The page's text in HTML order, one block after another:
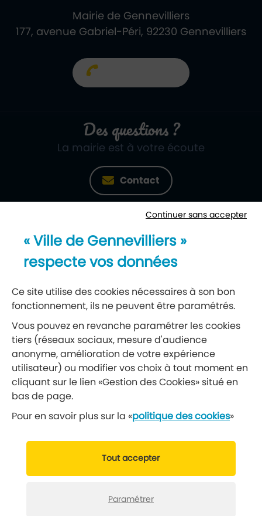
Mairie de Gennevilliers
177, avenue Gabriel-Péri, 92230 Gennevilliers
Des questions ?
La mairie est à votre écoute
Contact
Newsletter
Réseaux sociaux
Suivez-nous
Retrouvez nous sur Facebook
Mentions légales Données personnelles
Gérer vos cookies Politique cookies
Continuer sans accepter
« Ville de Gennevilliers »
respecte vos données
Ce site utilise des cookies nécessaires à son bon
fonctionnement, ils ne peuvent être paramétrés.
Vous pouvez en revanche paramétrer les cookies
tiers (réseaux sociaux, mesure d'audience
anonyme, amélioration de votre expérience
utilisateur) ou modifier vos choix à tout moment en
cliquant sur le lien «Gestion des Cookies» situé en
bas de page.
Pour en savoir plus sur la «politique des cookies»
Tout accepter
Paramétrer